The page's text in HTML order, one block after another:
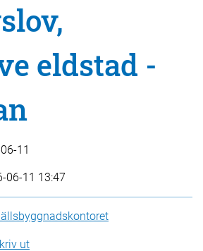
eldstad -
11
06-11 13:47
ut